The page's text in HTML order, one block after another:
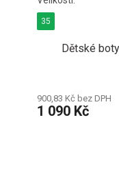
Dětské
900,83 Kč bez DPH
1 090 Kč
35